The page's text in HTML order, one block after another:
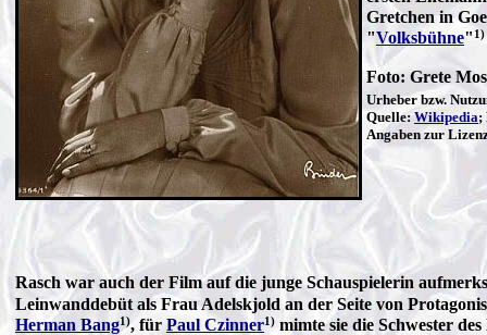
Gretchen in
"Volksbühne" 1)
Foto: Grete
Urheber bzw.
Quelle: Wikipedia;
Angaben zur
Rasch war auch der Film auf die junge Schauspielerin
Leinwanddebüt als Frau Adelskjold an der Seite von
Herman Bang1), für Paul Czinner1) mimte sie die Schwester